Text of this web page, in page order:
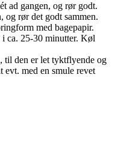
ad gangen, og rør godt.
og rør det godt sammen.
med bagepapir.
ca. 25-30 minutter. Køl
til den er let tyktflyende og
evt. med en smule revet